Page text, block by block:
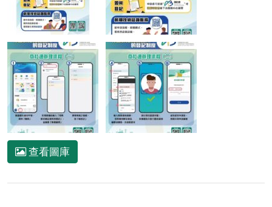
查看圖庫